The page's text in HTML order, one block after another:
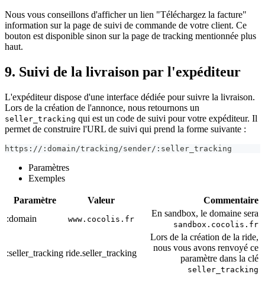
Nous vous conseillons d'afficher un lien "Téléchargez la facture"
information sur la page de suivi de commande de votre client. Ce
bouton est disponible sinon sur la page de tracking mentionnée plus
haut.
9. Suivi de la livraison par l'expéditeur
L'expéditeur dispose d'une interface dédiée pour suivre la livraison.
Lors de la création de l'annonce, nous retournons un
seller_tracking qui est un code de suivi pour votre expéditeur. Il
permet de construire l'URL de suivi qui prend la forme suivante :
https://:domain/tracking/sender/:seller_tracking
Paramètres
Exemples
Paramètre Valeur
Commentaire
:domain
www.cocolis.fr
En sandbox, le domaine sera
sandbox.cocolis.fr
:seller_tracking ride.seller_tracking
Lors de la création de la ride,
nous vous avons renvoyé ce
paramètre dans la clé
seller_tracking